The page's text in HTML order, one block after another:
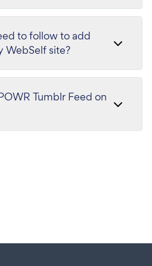
to follow to add
WebSelf site?
Tumblr Feed on